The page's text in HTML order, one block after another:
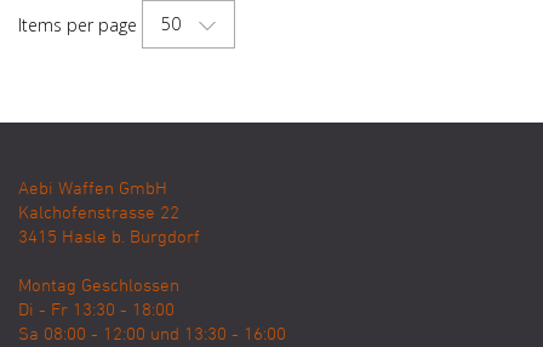
Items per page 50
Aebi Waffen GmbH
Kalchofenstrasse 22
3415 Hasle b. Burgdorf
Montag Geschlossen
Di - Fr 13:30 - 18:00
Sa 08:00 - 12:00 und 13:30 - 16:00